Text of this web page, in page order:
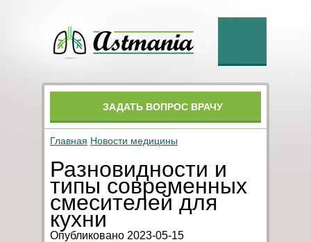
ЗАДАТЬ ВОПРОС ВРАЧУ
Главная Новости медицины
Разновидности и
типы современных
смесителей для
кухни
Опубликовано 2023-05-15